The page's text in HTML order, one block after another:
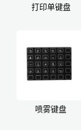
打印单键盘
喷雾键盘